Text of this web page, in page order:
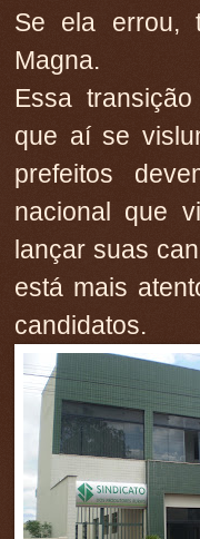
Se ela errou,
Magna.
Essa
que aí se
prefeitos
nacional que
lançar suas
está mais
candidatos.